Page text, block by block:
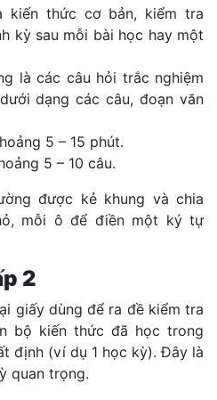
kiến thức cơ bản, kiểm tra
kỳ sau mỗi bài học hay một
là các câu hỏi trắc nghiệm
dạng các câu, đoạn văn
5 – 15 phút.
5 – 10 câu.
được kẻ khung và chia
mỗi ô để điền một ký tự
2
giấy dùng để ra đề kiểm tra
bộ kiến thức đã học trong
định (ví dụ 1 học kỳ). Đây là
quan trọng.